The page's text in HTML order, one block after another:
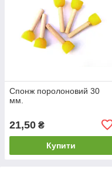
Спонж поролоновий 30
мм.
21,50 ₴
Купити